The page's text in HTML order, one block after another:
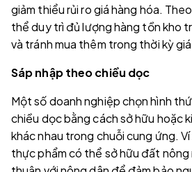
giảm thiểu rủi ro giá hàng hóa.
thể duy trì đủ lượng hàng tồn kho
và tránh mua thêm trong thời kỳ
Sáp nhập theo chiều dọc
Một số doanh nghiệp chọn hình
chiều dọc bằng cách sở hữu hoặc
khác nhau trong chuỗi cung ứng.
thực phẩm có thể sở hữu đất